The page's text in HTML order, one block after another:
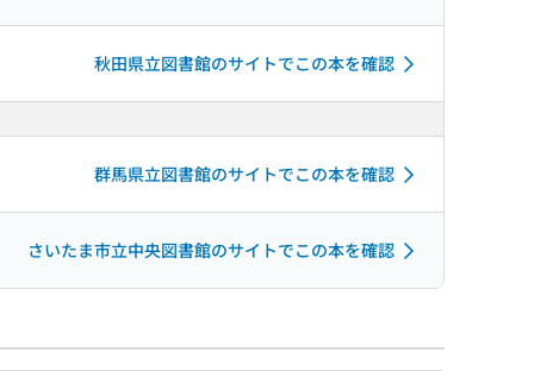
秋田県立図書館のサイトでこの本を確認
群馬県立図書館のサイトでこの本を確認
さいたま市立中央図書館のサイトでこの本を確認